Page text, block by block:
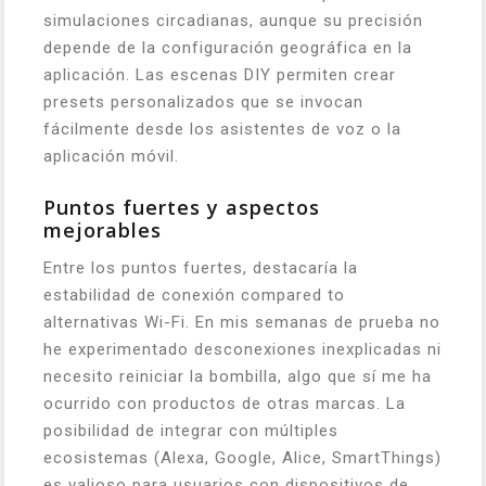
simulaciones circadianas, aunque su precisión
depende de la configuración geográfica en la
aplicación. Las escenas DIY permiten crear
presets personalizados que se invocan
fácilmente desde los asistentes de voz o la
aplicación móvil.
Puntos fuertes y aspectos
mejorables
Entre los puntos fuertes, destacaría la
estabilidad de conexión compared to
alternativas Wi-Fi. En mis semanas de prueba no
he experimentado desconexiones inexplicadas ni
necesito reiniciar la bombilla, algo que sí me ha
ocurrido con productos de otras marcas. La
posibilidad de integrar con múltiples
ecosistemas (Alexa, Google, Alice, SmartThings)